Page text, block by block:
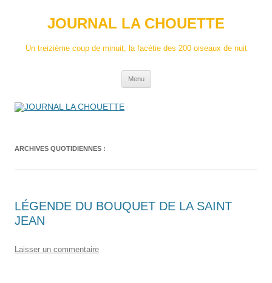
JOURNAL LA CHOUETTE
Un treizième coup de minuit, la facétie des 200 oiseaux de nuit
Menu
ARCHIVES QUOTIDIENNES :
LÉGENDE DU BOUQUET DE LA SAINT
JEAN
Laisser un commentaire